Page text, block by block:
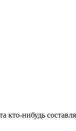
нибудь